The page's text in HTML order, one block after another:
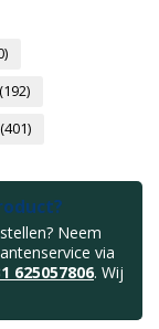
(192)
(401)
Neem
via
625057806. Wij